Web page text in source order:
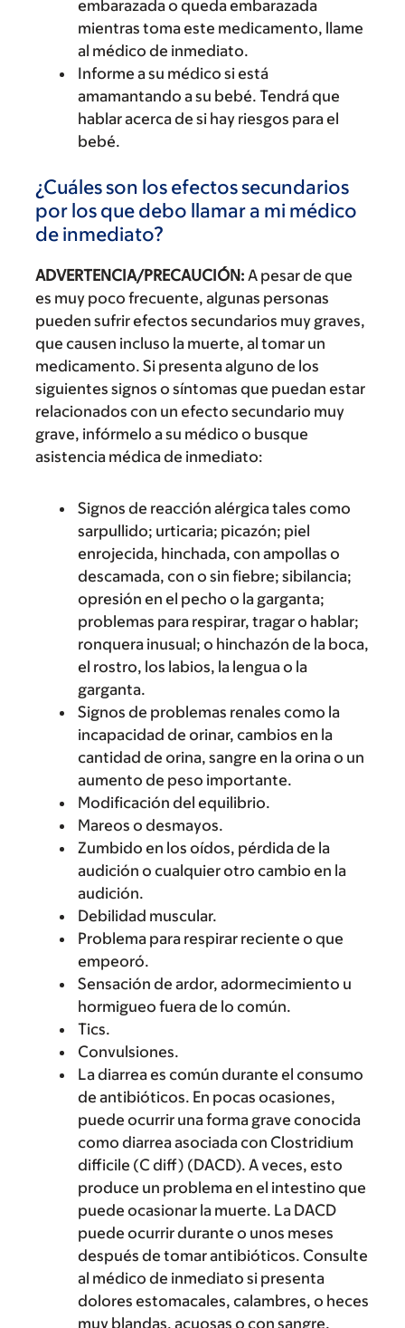
embarazada o queda embarazada
mientras toma este medicamento, llame
al médico de inmediato.
Informe a su médico si está
amamantando a su bebé. Tendrá que
hablar acerca de si hay riesgos para el
bebé.
¿Cuáles son los efectos secundarios
por los que debo llamar a mi médico
de inmediato?
ADVERTENCIA/PRECAUCIÓN: A pesar de que
es muy poco frecuente, algunas personas
pueden sufrir efectos secundarios muy graves,
que causen incluso la muerte, al tomar un
medicamento. Si presenta alguno de los
siguientes signos o síntomas que puedan estar
relacionados con un efecto secundario muy
grave, infórmelo a su médico o busque
asistencia médica de inmediato:
Signos de reacción alérgica tales como
sarpullido; urticaria; picazón; piel
enrojecida, hinchada, con ampollas o
descamada, con o sin fiebre; sibilancia;
opresión en el pecho o la garganta;
problemas para respirar, tragar o hablar;
ronquera inusual; o hinchazón de la boca,
el rostro, los labios, la lengua o la
garganta.
Signos de problemas renales como la
incapacidad de orinar, cambios en la
cantidad de orina, sangre en la orina o un
aumento de peso importante.
Modificación del equilibrio.
Mareos o desmayos.
Zumbido en los oídos, pérdida de la
audición o cualquier otro cambio en la
audición.
Debilidad muscular.
Problema para respirar reciente o que
empeoró.
Sensación de ardor, adormecimiento u
hormigueo fuera de lo común.
Tics.
Convulsiones.
La diarrea es común durante el consumo
de antibióticos. En pocas ocasiones,
puede ocurrir una forma grave conocida
como diarrea asociada con Clostridium
difficile (C diff) (DACD). A veces, esto
produce un problema en el intestino que
puede ocasionar la muerte. La DACD
puede ocurrir durante o unos meses
después de tomar antibióticos. Consulte
al médico de inmediato si presenta
dolores estomacales, calambres, o heces
muy blandas, acuosas o con sangre.